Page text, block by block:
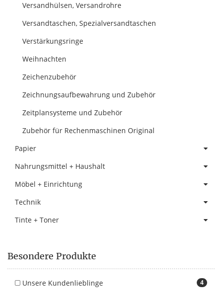
Versandhülsen, Versandrohre
Versandtaschen, Spezialversandtaschen
Verstärkungsringe
Weihnachten
Zeichenzubehör
Zeichnungsaufbewahrung und Zubehör
Zeitplansysteme und Zubehör
Zubehör für Rechenmaschinen Original
Papier
Nahrungsmittel + Haushalt
Möbel + Einrichtung
Technik
Tinte + Toner
Besondere Produkte
4
Unsere Kundenlieblinge